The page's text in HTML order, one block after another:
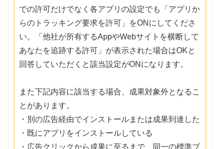
での許可だけでなく各アプリの設定でも「アプリか
らのトラッキング要求を許可」をONにしてくださ
い。「他社が所有するAppやWebサイトを横断して
あなたを追跡する許可」が表示された場合はOKと
回答していただくと該当設定がONになります。
また下記内容に該当する場合、成果対象外となるこ
とがあります。
・別の広告経由でインストールまたは成果到達した
・既にアプリをインストールしている
・広告クリックから成果に至るまで、同一の標準ブ